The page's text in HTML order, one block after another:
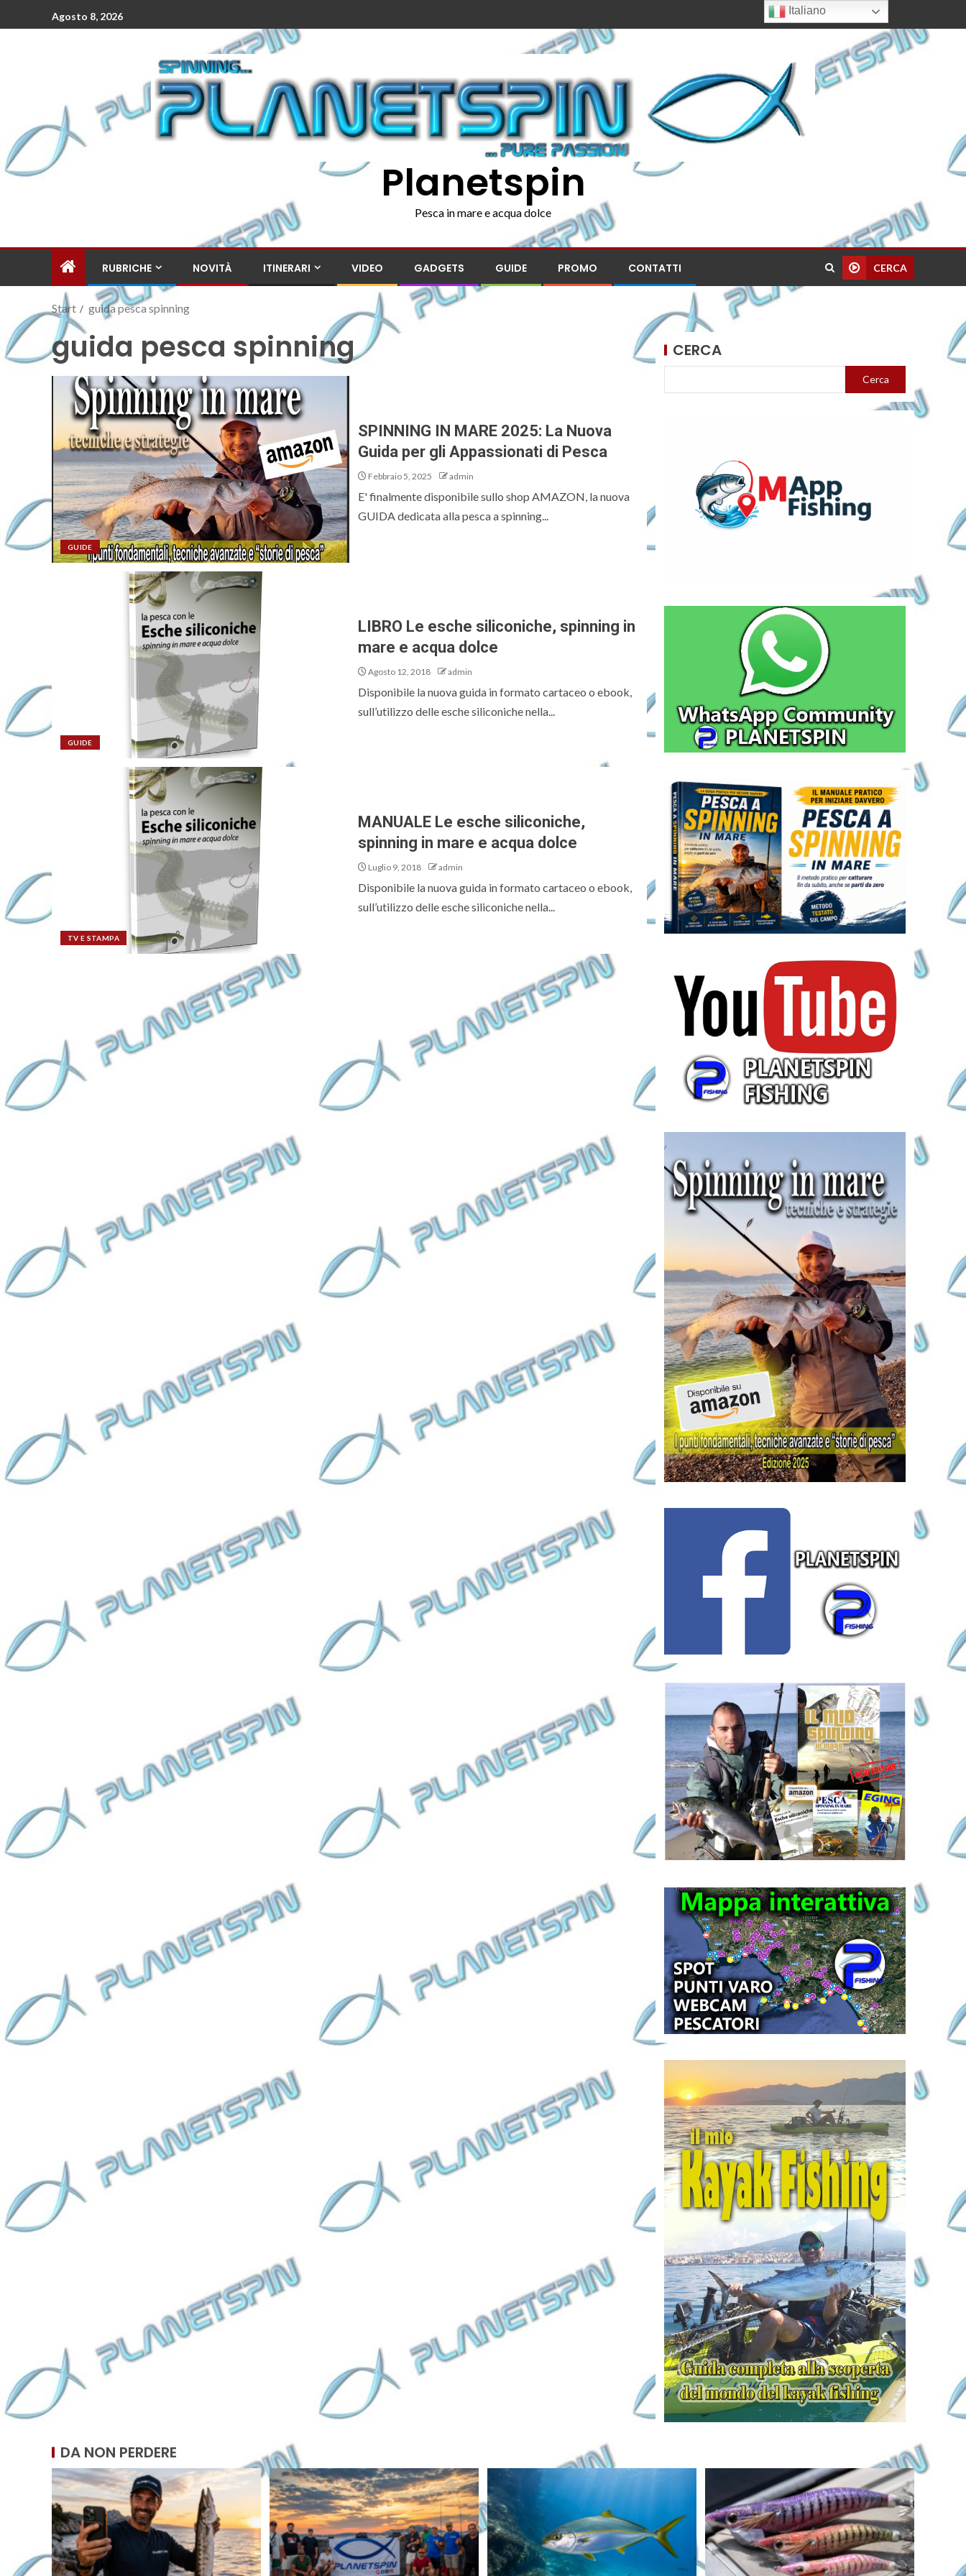
Agosto 8, 2026
Planetspin
Pesca in mare e acqua dolce
RUBRICHE NOVITÀ ITINERARI VIDEO GADGETS GUIDE PROMO CONTATTI CERCA
Start guida pesca spinning
guida pesca spinning
GUIDE
SPINNING IN MARE 2025: La Nuova
Guida per gli Appassionati di Pesca
Febbraio 5, 2025 admin
E' finalmente disponibile sullo shop AMAZON, la nuova
GUIDA dedicata alla pesca a spinning...
GUIDE
LIBRO Le esche siliconiche, spinning in
mare e acqua dolce
Agosto 12, 2018 admin
Disponibile la nuova guida in formato cartaceo o ebook,
sull’utilizzo delle esche siliconiche nella...
TV E STAMPA
MANUALE Le esche siliconiche,
spinning in mare e acqua dolce
Luglio 9, 2018 admin
Disponibile la nuova guida in formato cartaceo o ebook,
sull’utilizzo delle esche siliconiche nella...
CERCA
Cerca
DA NON PERDERE
Italiano